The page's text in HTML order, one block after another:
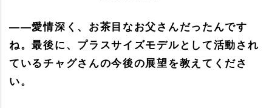
――愛情深く、お茶目なお父さんだったんです
ね。最後に、プラスサイズモデルとして活動され
ているチャグさんの今後の展望を教えてくださ
い。